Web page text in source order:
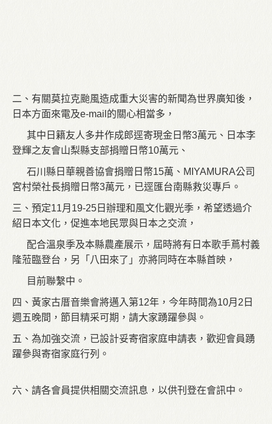
二、有關莫拉克颱風造成重大災害的新聞為世界廣知後，
日本方面來電及e-mail的關心相當多，
其中日籍友人多井作成郎逕寄現金日幣3萬元、日本李
登輝之友會山梨縣支部捐贈日幣10萬元、
石川縣日華親善協會捐贈日幣15萬、MIYAMURA公司
宮村榮社長捐贈日幣3萬元，已逕匯台南縣救災專戶。
三、預定11月19-25日辦理和風文化觀光季，希望透過介
紹日本文化，促進本地民眾與日本之交流，
配合溫泉季及本縣農產展示，屆時將有日本歌手蔦村義
隆蒞臨登台，另「八田來了」亦將同時在本縣首映，
目前聯繫中。
四、黃家古厝音樂會將邁入第12年，今年時間為10月2日
週五晚間，節目精采可期，請大家踴躍參與。
五、為加強交流，已設計妥寄宿家庭申請表，歡迎會員踴
躍參與寄宿家庭行列。
六、請各會員提供相關交流訊息，以供刊登在會訊中。